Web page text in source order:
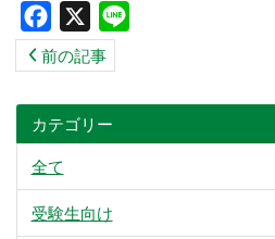
Facebook
前の記事
カテゴリー
全て
受験生向け